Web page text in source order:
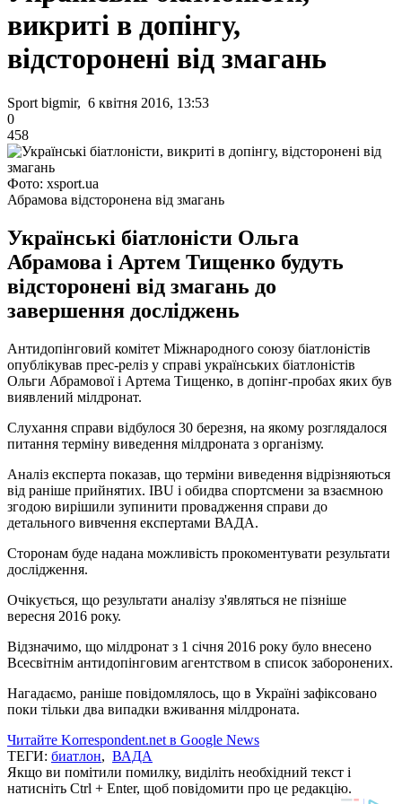
викриті в допінгу,
відсторонені від змагань
Sport bigmir, 6 квітня 2016, 13:53
0
458
Фото: xsport.ua
Абрамова відсторонена від змагань
Українські біатлоністи Ольга
Абрамова і Артем Тищенко будуть
відсторонені від змагань до
завершення досліджень
Антидопінговий комітет Міжнародного союзу біатлоністів
опублікував прес-реліз у справі українських біатлоністів
Ольги Абрамової і Артема Тищенко, в допінг-пробах яких був
виявлений мілдронат.
Слухання справи відбулося 30 березня, на якому розглядалося
питання терміну виведення мілдроната з організму.
Аналіз експерта показав, що терміни виведення відрізняються
від раніше прийнятих. IBU і обидва спортсмени за взаємною
згодою вирішили зупинити провадження справи до
детального вивчення експертами ВАДА.
Сторонам буде надана можливість прокоментувати результати
дослідження.
Очікується, що результати аналізу з'являться не пізніше
вересня 2016 року.
Відзначимо, що мілдронат з 1 січня 2016 року було внесено
Всесвітнім антидопінговим агентством в список заборонених.
Нагадаємо, раніше повідомлялось, що в Україні зафіксовано
поки тільки два випадки вживання мілдроната.
Читайте Korrespondent.net в Google News
ТЕГИ: биатлон, ВАДА
Якщо ви помітили помилку, виділіть необхідний текст і
натисніть Ctrl + Enter, щоб повідомити про це редакцію.